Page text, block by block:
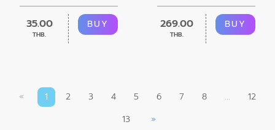
35.00
THB.
BUY 269.00
THB.
BUY
« 1 2 3 4 5 6 7 8 ...
12
13
»